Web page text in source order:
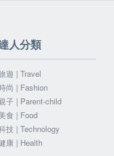
人分類
遊 | Travel
尚 | Fashion
子 | Parent-child
食 | Food
技 | Technology
康 | Health